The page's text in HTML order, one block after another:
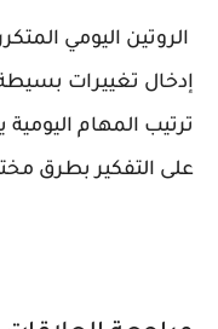
الروتين اليومي
إدخال تغييرات
ترتيب المهام
على التفكير بطرق